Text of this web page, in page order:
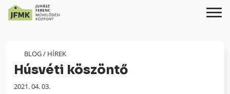
Content
navigációhoz
BLOG/ HÍREK
Húsvéti köszöntő
Megjelenés
2021. 04. 03.